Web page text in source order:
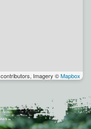
contributors, Imagery ©Mapbox